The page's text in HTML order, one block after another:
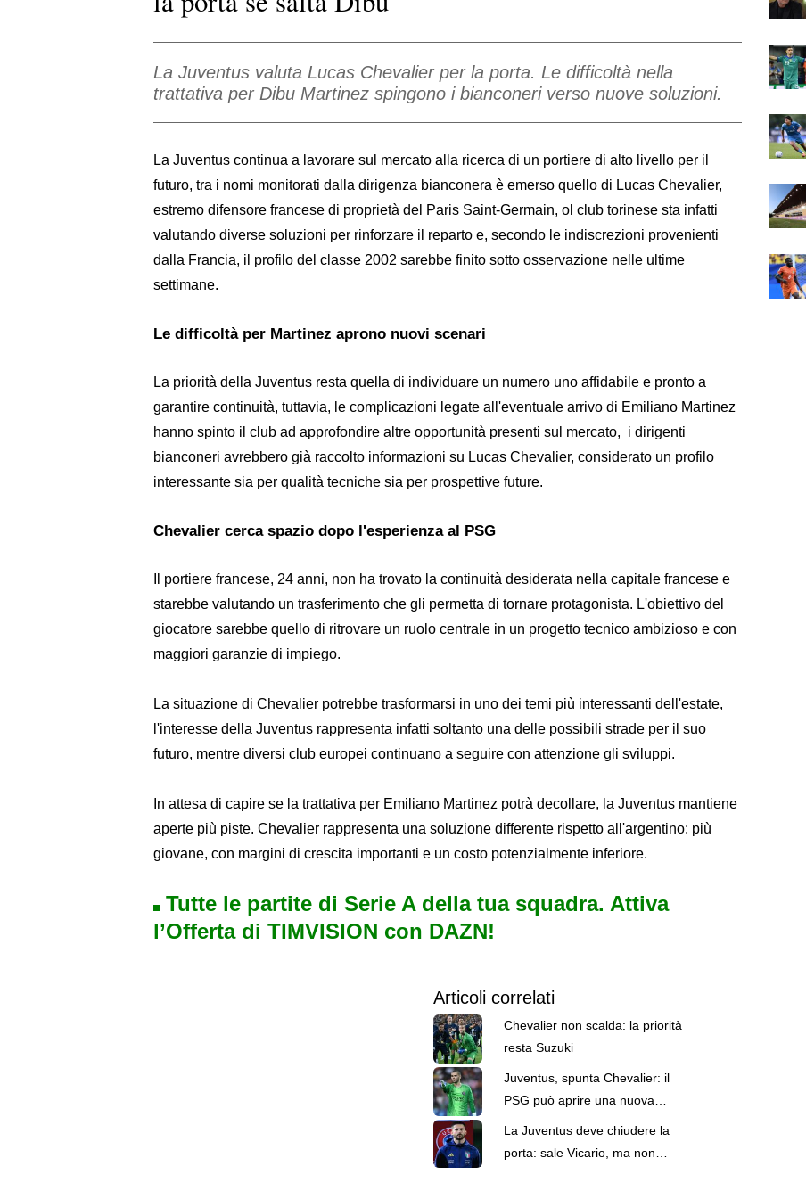
La Juventus valuta Lucas Chevalier per la porta. Le difficoltà nella
trattativa per Dibu Martinez spingono i bianconeri verso nuove soluzioni.
La Juventus continua a lavorare sul mercato alla ricerca di un portiere di alto livello per il
futuro, tra i nomi monitorati dalla dirigenza bianconera è emerso quello di Lucas Chevalier,
estremo difensore francese di proprietà del Paris Saint-Germain, ol club torinese sta infatti
valutando diverse soluzioni per rinforzare il reparto e, secondo le indiscrezioni provenienti
dalla Francia, il profilo del classe 2002 sarebbe finito sotto osservazione nelle ultime
settimane.
Le difficoltà per Martinez aprono nuovi scenari
La priorità della Juventus resta quella di individuare un numero uno affidabile e pronto a
garantire continuità, tuttavia, le complicazioni legate all'eventuale arrivo di Emiliano Martinez
hanno spinto il club ad approfondire altre opportunità presenti sul mercato, i dirigenti
bianconeri avrebbero già raccolto informazioni su Lucas Chevalier, considerato un profilo
interessante sia per qualità tecniche sia per prospettive future.
Chevalier cerca spazio dopo l'esperienza al PSG
Il portiere francese, 24 anni, non ha trovato la continuità desiderata nella capitale francese e
starebbe valutando un trasferimento che gli permetta di tornare protagonista. L'obiettivo del
giocatore sarebbe quello di ritrovare un ruolo centrale in un progetto tecnico ambizioso e con
maggiori garanzie di impiego.
La situazione di Chevalier potrebbe trasformarsi in uno dei temi più interessanti dell'estate,
l'interesse della Juventus rappresenta infatti soltanto una delle possibili strade per il suo
futuro, mentre diversi club europei continuano a seguire con attenzione gli sviluppi.
In attesa di capire se la trattativa per Emiliano Martinez potrà decollare, la Juventus mantiene
aperte più piste. Chevalier rappresenta una soluzione differente rispetto all'argentino: più
giovane, con margini di crescita importanti e un costo potenzialmente inferiore.
Tutte le partite di Serie A della tua squadra. Attiva
l’Offerta di TIMVISION con DAZN!
Articoli correlati
Chevalier non scalda: la priorità
resta Suzuki
Juventus, spunta Chevalier: il
PSG può aprire una nuova
La Juventus deve chiudere la
porta: sale Vicario, ma non